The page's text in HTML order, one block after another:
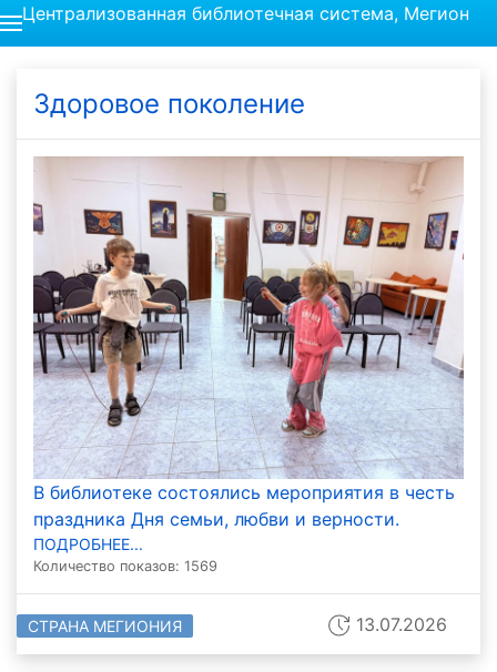
Централизованная библиотечная система, Мегион
Здоровое поколение
В библиотеке состоялись мероприятия в честь
праздника Дня семьи, любви и верности.
ПОДРОБНЕЕ...
Количество показов: 1569
СТРАНА МЕГИОНИЯ 13.07.2026